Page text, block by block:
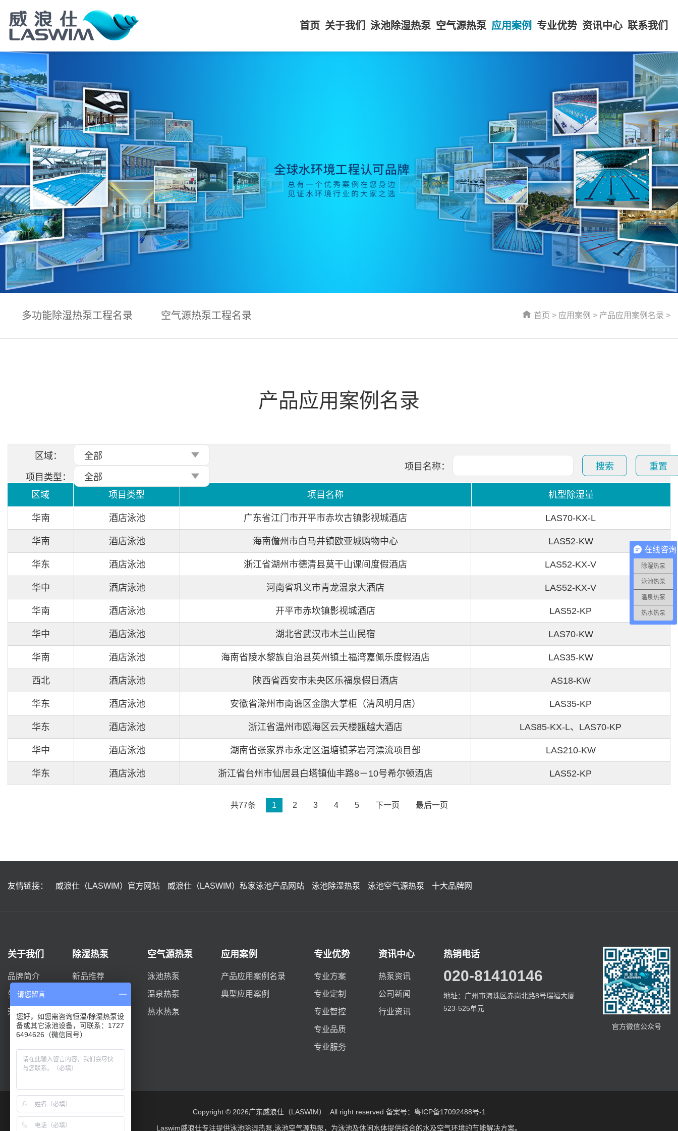
首页 关于我们 泳池除湿热泵 空气源热泵 应用案例 专业优势 资讯中心 联系我们
多功能除湿热泵工程名录 空气源热泵工程名录 首页 > 应用案例 > 产品应用案例名录 >
产品应用案例名录
区域： 全部
项目类型： 全部
项目名称： 搜索 重置
区域 项目类型 项目名称 机型除湿量
华南 酒店泳池 广东省江门市开平市赤坎古镇影视城酒店 LAS70-KX-L
华南 酒店泳池 海南儋州市白马井镇欧亚城购物中心 LAS52-KW
华东 酒店泳池 浙江省湖州市德清县莫干山课间度假酒店 LAS52-KX-V
华中 酒店泳池 河南省巩义市青龙温泉大酒店 LAS52-KX-V
华南 酒店泳池 开平市赤坎镇影视城酒店 LAS52-KP
华中 酒店泳池 湖北省武汉市木兰山民宿 LAS70-KW
华南 酒店泳池 海南省陵水黎族自治县英州镇土福湾嘉佩乐度假酒店 LAS35-KW
西北 酒店泳池 陕西省西安市未央区乐福泉假日酒店 AS18-KW
华东 酒店泳池 安徽省滁州市南谯区金鹏大掌柜（清风明月店） LAS35-KP
华东 酒店泳池 浙江省温州市瓯海区云天楼瓯越大酒店 LAS85-KX-L、LAS70-KP
华中 酒店泳池 湖南省张家界市永定区温塘镇茅岩河漂流项目部 LAS210-KW
华东 酒店泳池 浙江省台州市仙居县白塔镇仙丰路8－10号希尔顿酒店 LAS52-KP
共77条 1 2 3 4 5 下一页 最后一页
友情链接： 威浪仕（LASWIM）官方网站 威浪仕（LASWIM）私家泳池产品网站 泳池除湿热泵 泳池空气源热泵 十大品牌网
关于我们
品牌简介
生产实力
荣誉资质
除湿热泵
新品推荐
柜式系列
双风机D系列
空气源热泵
泳池热泵
温泉热泵
热水热泵
应用案例
产品应用案例名录
典型应用案例
专业优势
专业方案
专业定制
专业智控
专业品质
专业服务
资讯中心
热泵资讯
公司新闻
行业资讯
热销电话
020-81410146
地址：广州市海珠区赤岗北路8号瑞福大厦
523-525单元
官方微信公众号
Copyright © 2026广东威浪仕（LASWIM） .All right reserved 备案号：粤ICP备17092488号-1
Laswim威浪仕专注提供泳池除湿热泵 泳池空气源热泵，为泳池及休闲水体提供综合的水及空气环境的节能解决方案。
在线咨询
除湿热泵
泳池热泵
温泉热泵
热水热泵
请您留言
您好，如您需咨询恒温/除湿热泵设
备或其它泳池设备，可联系：1727
6494626（微信同号）